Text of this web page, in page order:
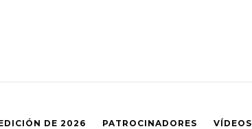
DE 2026 PATROCINADORES VÍDEOS